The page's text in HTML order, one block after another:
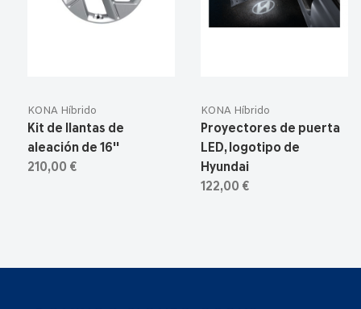
KONA Híbrido
Kit de llantas de
aleación de 16''
210,00 €
KONA Híbrido
Proyectores de puerta
LED, logotipo de
Hyundai
122,00 €